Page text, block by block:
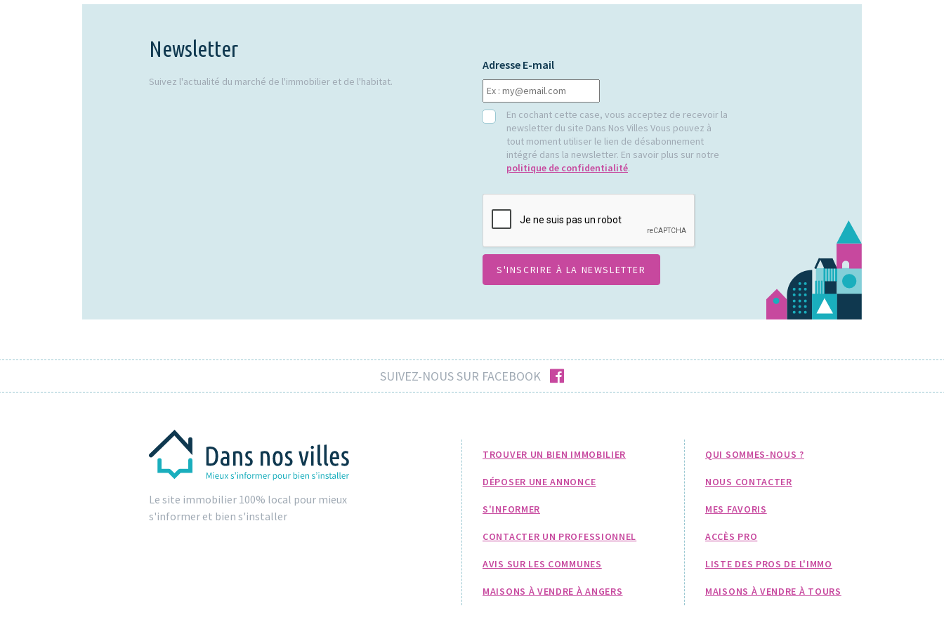
Newsletter
Suivez l'actualité du marché de l'immobilier et de l'habitat.
Adresse E-mail
RGPDEn cochant cette case, vous acceptez de recevoir la
newsletter du site Dans Nos Villes Vous pouvez à
tout moment utiliser le lien de désabonnement
intégré dans la newsletter. En savoir plus sur notre
politique de confidentialité.
SUIVEZ-NOUS SUR FACEBOOK facebook
Le site immobilier 100% local pour mieux
s'informer et bien s'installer
TROUVER UN BIEN IMMOBILIER
DÉPOSER UNE ANNONCE
S'INFORMER
CONTACTER UN PROFESSIONNEL
AVIS SUR LES COMMUNES
MAISONS À VENDRE À ANGERS
QUI SOMMES-NOUS ?
NOUS CONTACTER
MES FAVORIS
ACCÈS PRO
LISTE DES PROS DE L'IMMO
MAISONS À VENDRE À TOURS